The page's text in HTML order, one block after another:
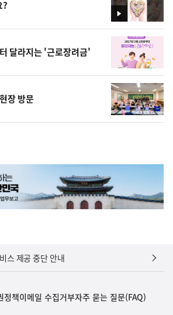
영
상
?
달라지는 '근로장려금'
장 방문
스 제공 중단 안내
정책이메일 수집거부자주 묻는 질문(FAQ)